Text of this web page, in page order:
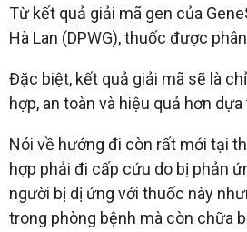
Từ kết quả giải mã gen của
Hà Lan (DPWG), thuốc được
Đặc biệt, kết quả giải mã sẽ là
hợp, an toàn và hiệu quả hơn
Nói về hướng đi còn rất mới tại
hợp phải đi cấp cứu do bị phản
người bị dị ứng với thuốc này
trong phòng bệnh mà còn chữa